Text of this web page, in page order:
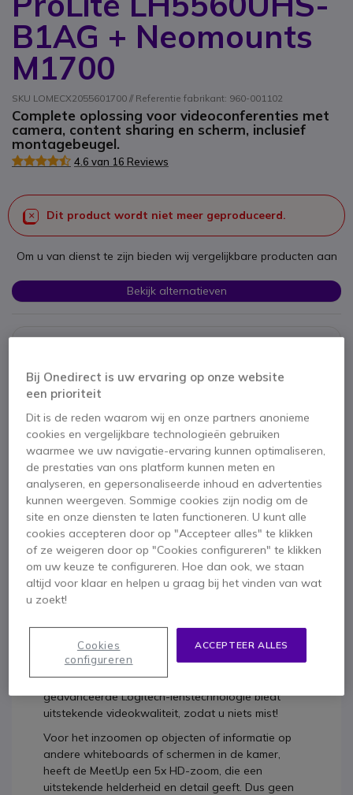
B1AG + Neomounts
M1700
SKU LOMECX2055601700 // Referentie fabrikant: 960-001102
Complete oplossing voor videoconferenties met
camera, content sharing en scherm, inclusief
montagebeugel.
4.6 van 16 Reviews
Dit product wordt niet meer geproduceerd.
Om u van dienst te zijn bieden wij vergelijkbare producten aan
Bekijk alternatieven
Productbeschrijving
Logitech MeetUp
Barco ClickShare CX-20 GEN2
Neomounts M1700
iiyama ProLite LH5560UHS-B1AG
Buitengewone visuele
mogelijkheden
superwijde 120° gezichtsveld zorgt ervoor dat
iedereen rondom de tafel of in de zaal gezien
wordt. Dit kan nog meer worden uitgebreid tot
170° met de gemotoriseerde bevesteging. De
geavanceerde Logitech-lenstechnologie biedt
uitstekende videokwaliteit, zodat u niets mist!
Voor het inzoomen op objecten of informatie op
andere whiteboards of schermen in de kamer,
heeft de MeetUp een 5x HD-zoom, die een
uitstekende helderheid en detail geeft. Dus geen
Bij Onedirect is uw ervaring op onze website
een prioriteit
Dit is de reden waarom wij en onze partners anonieme
cookies en vergelijkbare technologieën gebruiken
waarmee we uw navigatie-ervaring kunnen optimaliseren,
de prestaties van ons platform kunnen meten en
analyseren, en gepersonaliseerde inhoud en advertenties
kunnen weergeven. Sommige cookies zijn nodig om de
site en onze diensten te laten functioneren. U kunt alle
cookies accepteren door op "Accepteer alles" te klikken
of ze weigeren door op "Cookies configureren" te klikken
om uw keuze te configureren. Hoe dan ook, we staan
altijd voor klaar en helpen u graag bij het vinden van wat
u zoekt!
ACCEPTEER ALLES
Cookies
configureren